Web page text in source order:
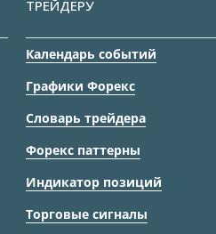
ТРЕЙДЕРУ
Календарь событий
Графики Форекс
Словарь трейдера
Форекс паттерны
Индикатор позиций
Торговые сигналы